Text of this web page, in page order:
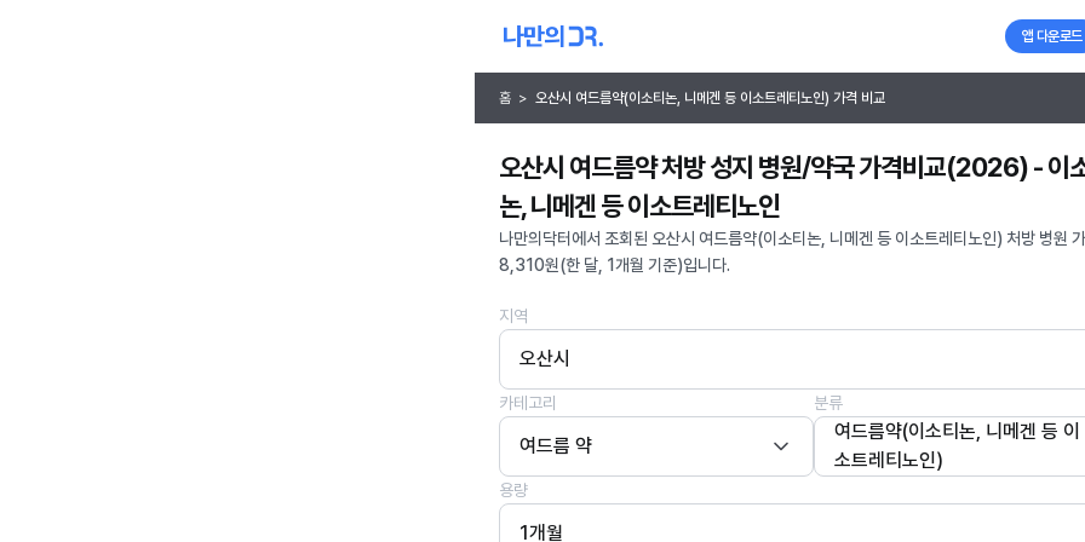
앱 다운로드
홈 > 오산시 여드름약(이소티논, 니메겐 등 이소트레티노인) 가격 비교
오산시 여드름약 처방 성지 병원/약국 가격비교(2026) - 이
논, 니메겐 등 이소트레티노인
나만의닥터에서 조회된 오산시 여드름약(이소티논, 니메겐 등 이소트레티노인) 처방 병원
8,310원(한 달, 1개월 기준)입니다.
지역
오산시
카테고리
여드름 약
분류
여드름약(이소티논, 니메겐 등 이
소트레티노인)
용량
1개월